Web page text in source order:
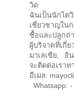
วิด
ฉันเป็นนักไต
เชี่ยวชาญใน
ซื้อและปลูกถ่
ผู้บริจาคที่เกี่
มาเลเซีย, อิ
จะติดต่อเราท
อีเมล:
Whatsapp: